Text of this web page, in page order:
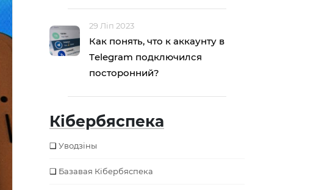
29 Ліп 2023
Как понять, что к аккаунту в
Тelegram подключился
посторонний?
Кібербяспека
Уводзіны
Базавая Кібербяспека